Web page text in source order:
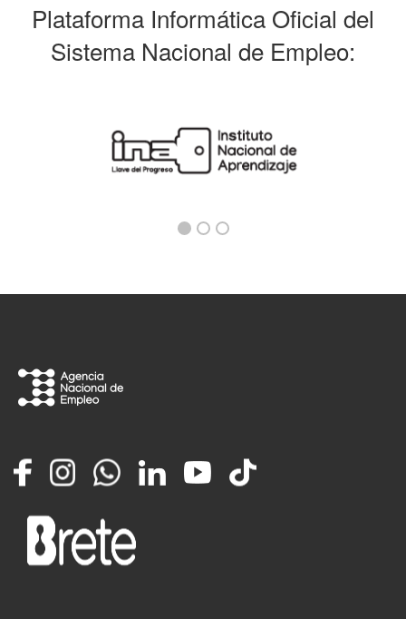
Plataforma Informática Oficial del
Sistema Nacional de Empleo:
FacebookInstagramWhatsappLinkedInYouTube
TikTok